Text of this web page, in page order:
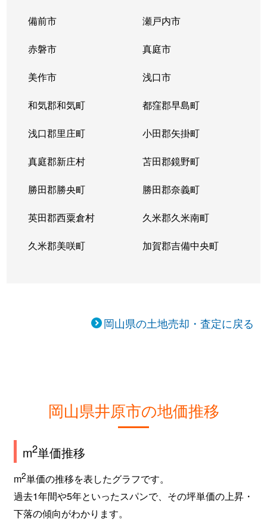
備前市 瀬戸内市
赤磐市 真庭市
美作市 浅口市
和気郡和気町 都窪郡早島町
浅口郡里庄町 小田郡矢掛町
真庭郡新庄村 苫田郡鏡野町
勝田郡勝央町 勝田郡奈義町
英田郡西粟倉村 久米郡久米南町
久米郡美咲町 加賀郡吉備中央町
岡山県の土地売却・査定に戻る
岡山県井原市の地価推移
m2単価推移
m2単価の推移を表したグラフです。
過去1年間や5年といったスパンで、その坪単価の上昇・
下落の傾向がわかります。